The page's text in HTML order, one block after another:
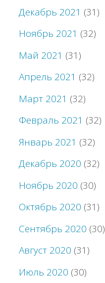
Декабрь 2021 (31)
Ноябрь 2021 (32)
Май 2021 (31)
Апрель 2021 (32)
Март 2021 (32)
Февраль 2021 (32)
Январь 2021 (32)
Декабрь 2020 (32)
Ноябрь 2020 (30)
Октябрь 2020 (31)
Сентябрь 2020 (30)
Август 2020 (31)
Июль 2020 (30)